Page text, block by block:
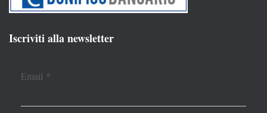
Iscriviti alla newsletter
Email *